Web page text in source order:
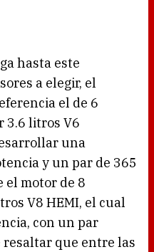
hasta este
a elegir, el
el de 6
3.6 litros V6
una
y un par de 365
el motor de 8
V8 HEMI, el cual
con un par
resaltar que entre las